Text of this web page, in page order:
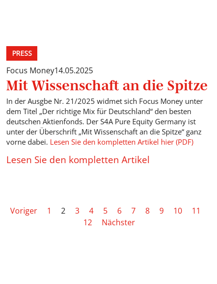
PRESS
Focus Money14.05.2025
Mit Wissenschaft an die Spitze
In der Ausgbe Nr. 21/2025 widmet sich Focus Money unter
dem Titel „Der richtige Mix für Deutschland“ den besten
deutschen Aktienfonds. Der S4A Pure Equity Germany ist
unter der Überschrift „Mit Wissenschaft an die Spitze“ ganz
vorne dabei. Lesen Sie den kompletten Artikel hier (PDF)
Lesen Sie den kompletten Artikel
Voriger 1 2 3 4 5 6 7 8 9 10
11
12
Nächster